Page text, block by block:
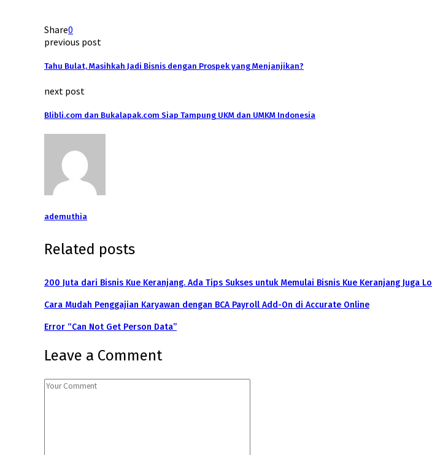
Share0
previous post
Tahu Bulat, Masihkah Jadi Bisnis dengan Prospek yang Menjanjikan?
next post
Blibli.com dan Bukalapak.com Siap Tampung UKM dan UMKM Indonesia
ademuthia
Related posts
200 Juta dari Bisnis Kue Keranjang. Ada Tips Sukses untuk Memulai Bisnis Kue Keranjang Juga
Cara Mudah Penggajian Karyawan dengan BCA Payroll Add-On di Accurate Online
Error “Can Not Get Person Data”
Leave a Comment